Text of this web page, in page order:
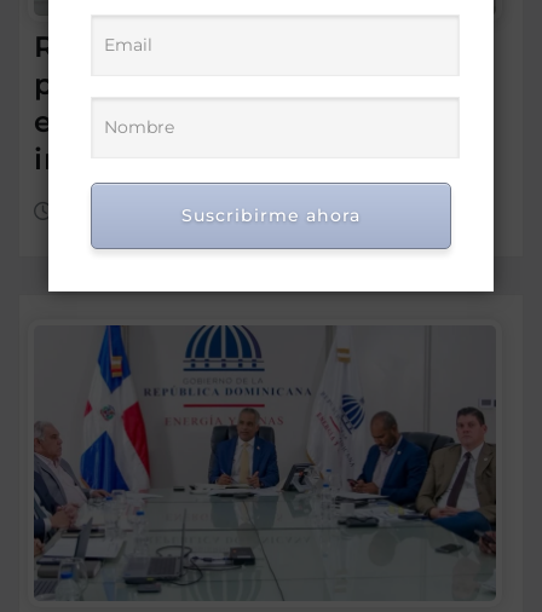
RD colaborará con México
para elevar la investigación
en hidrocarburos e
innovación energética
Suscribirme ahora